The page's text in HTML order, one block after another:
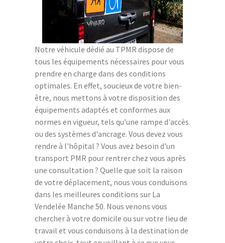
Notre véhicule dédié au TPMR dispose de
tous les équipements nécessaires pour vous
prendre en charge dans des conditions
optimales. En effet, soucieux de votre bien-
être, nous mettons à votre disposition des
équipements adaptés et conformes aux
normes en vigueur, tels qu'une rampe d'accès
ou des systèmes d'ancrage. Vous devez vous
rendre à l'hôpital ? Vous avez besoin d'un
transport PMR pour rentrer chez vous après
une consultation ? Quelle que soit la raison
de votre déplacement, nous vous conduisons
dans les meilleures conditions sur La
Vendelée Manche 50. Nous venons vous
chercher à votre domicile ou sur votre lieu de
travail et vous conduisons à la destination de